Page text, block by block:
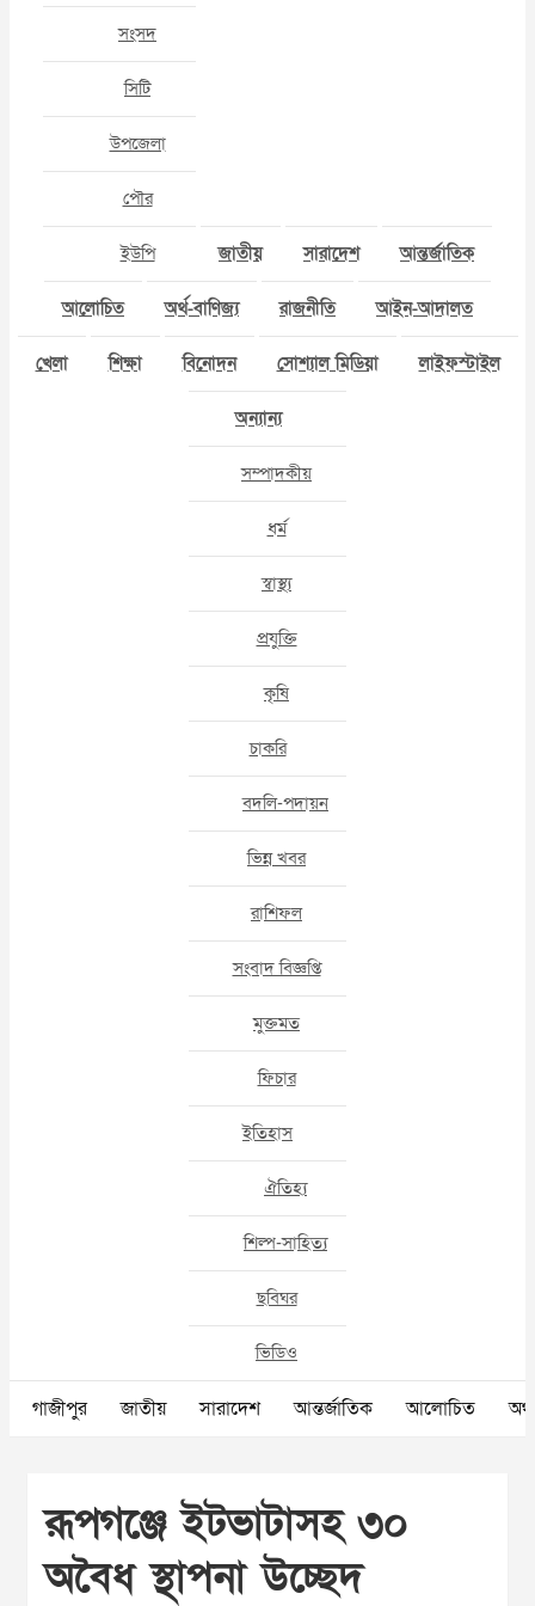
সংসদ
সিটি
উপজেলা
পৌর
ইউপি জাতীয় সারাদেশ আন্তর্জাতিক
আলোচিত অর্থ-বাণিজ্য রাজনীতি আইন-আদালত
খেলা শিক্ষা বিনোদন সোশ্যাল মিডিয়া লাইফস্টাইল
অন্যান্য
সম্পাদকীয়
ধর্ম
স্বাস্থ্য
প্রযুক্তি
কৃষি
চাকরি
বদলি-পদায়ন
ভিন্ন খবর
রাশিফল
সংবাদ বিজ্ঞপ্তি
মুক্তমত
ফিচার
ইতিহাস
ঐতিহ্য
শিল্প-সাহিত্য
ছবিঘর
ভিডিও
গাজীপুর জাতীয় সারাদেশ আন্তর্জাতিক আলোচিত
রূপগঞ্জে ইটভাটাসহ ৩০
অবৈধ স্থাপনা উচ্ছেদ